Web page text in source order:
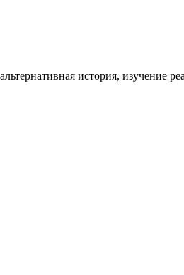
история, изучение